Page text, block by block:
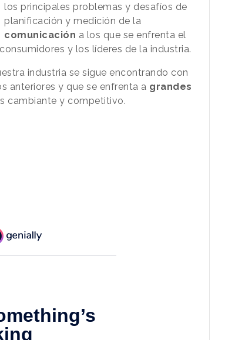
los principales problemas y desafíos de
planificación y medición de la
comunicación a los que se enfrenta el
y los líderes de la industria.
industria se sigue encontrando con
anteriores y que se enfrenta a grandes
cambiante y competitivo.